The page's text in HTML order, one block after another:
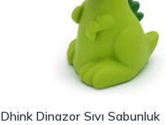
Dhink Dinazor Sıvı Sabunluk